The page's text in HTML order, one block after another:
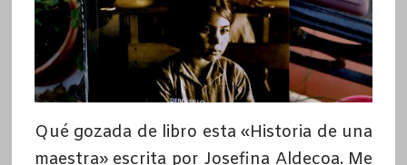
Qué gozada de libro esta «Historia de una
maestra» escrita por Josefina Aldecoa. Me